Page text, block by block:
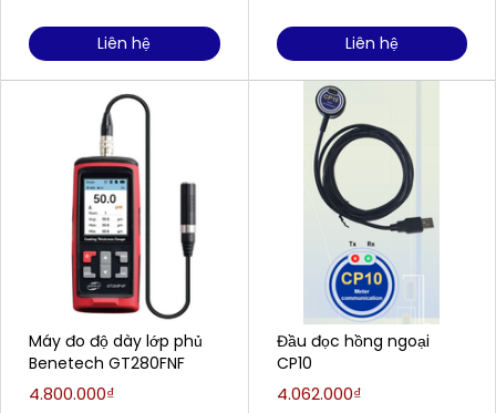
Liên hệ
Máy đo độ dày lớp phủ
Benetech GT280FNF
4.800.000₫
Liên hệ
Đầu đọc hồng ngoại
CP10
4.062.000₫